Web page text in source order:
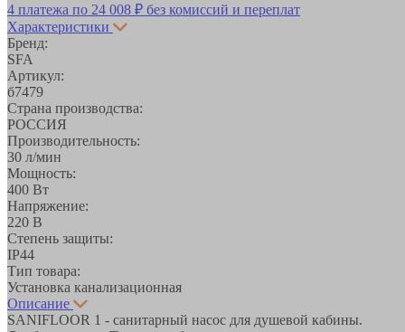
4 платежа по 24 008 ₽ без комиссий и переплат
Характеристики
Бренд:
SFA
Артикул:
б7479
Страна производства:
РОССИЯ
Производительность:
30 л/мин
Мощность:
400 Вт
Напряжение:
220 В
Степень защиты:
IP44
Тип товара:
Установка канализационная
Описание
SANIFLOOR 1 - санитарный насос для душевой кабины.